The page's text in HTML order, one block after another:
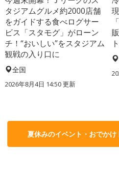
タジアムグルメ約2000店舗
をガイドする食べログサー
ビス「スタモグ」がローン
チ！“おいしい”をスタジアム
観戦の入り口に
全国
2026年8月4日 14:50更新
夏休みのイベント・おでか